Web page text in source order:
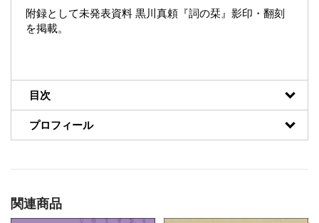
附録として未発表資料 黒川真頼『詞の栞』影印・翻刻
を掲載。
目次
プロフィール
関連商品